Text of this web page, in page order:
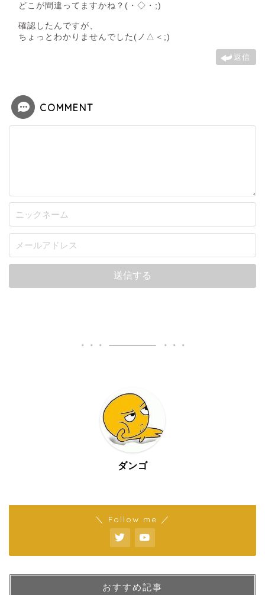
どこが間違ってますかね？(・◇・;)
確認したんですが、
ちょっとわかりませんでした(ノ△＜;)
返信
COMMENT
ダンゴ
＼ Follow me ／
おすすめ記事